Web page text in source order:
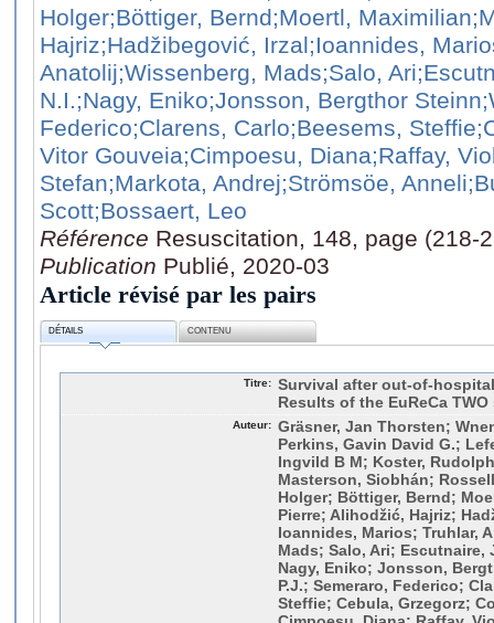
Holger;Böttiger, Bernd;Moertl, Maximilian
Hajriz;Hadžibegović, Irzal;Ioannides,
Anatolij;Wissenberg, Mads;Salo, Ari
N.I.;Nagy, Eniko;Jonsson, Bergthor Steinn
Federico;Clarens, Carlo;Beesems, Steffie
Vitor Gouveia;Cimpoesu, Diana;Raffay,
Stefan;Markota, Andrej;Strömsöe, Anneli
Scott;Bossaert, Leo
Référence Resuscitation, 148, page (218-
Publication Publié, 2020-03
Article révisé par les pairs
DÉTAILS CONTENU
Titre: Survival after out-of-
Results of the EuReCa
Auteur: Gräsner, Jan Thorsten;
Perkins, Gavin David G.;
Ingvild B M; Koster,
Masterson, Siobhán;
Holger; Böttiger, Bernd;
Pierre; Alihodžić, Hajriz;
Ioannides, Marios; Truhlar,
Mads; Salo, Ari;
Nagy, Eniko; Jonsson,
P.J.; Semeraro, Federico;
Steffie; Cebula, Grzegorz;